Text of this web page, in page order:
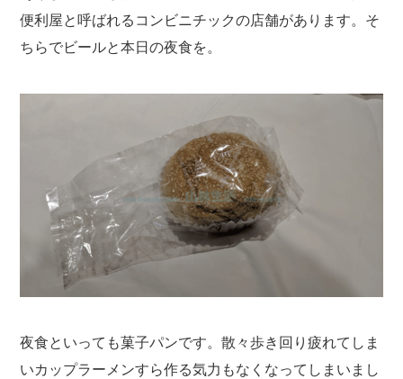
便利屋と呼ばれるコンビニチックの店舗があります。そ
ちらでビールと本日の夜食を。
夜食といっても菓子パンです。散々歩き回り疲れてしま
いカップラーメンすら作る気力もなくなってしまいまし